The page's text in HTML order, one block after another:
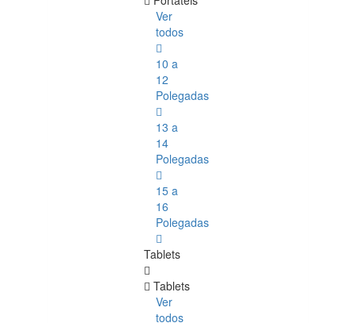
Ver
todos
10 a
12
Polegadas
13 a
14
Polegadas
15 a
16
Polegadas
Tablets
Tablets
Ver
todos